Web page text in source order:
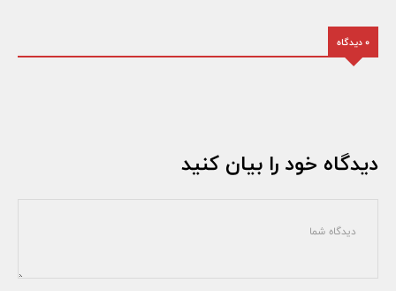
0 دیدگاه
دیدگاه خود را بیان کنید